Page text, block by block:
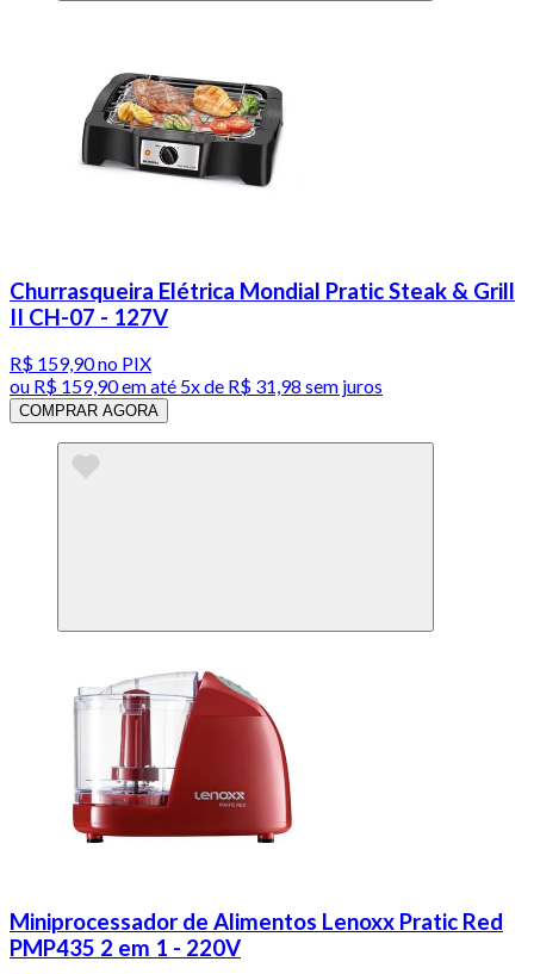
Churrasqueira Elétrica Mondial Pratic Steak & Grill
II CH-07 - 127V
R$ 159,90no PIX
ou R$ 159,90em até 5x de R$ 31,98 sem juros
COMPRAR AGORA
Miniprocessador de Alimentos Lenoxx Pratic Red
PMP435 2 em 1 - 220V